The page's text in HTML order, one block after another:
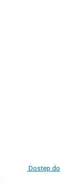
Dostęp do